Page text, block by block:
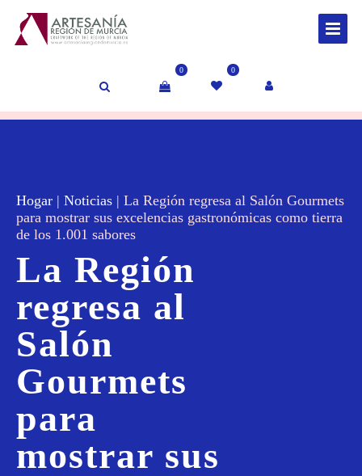
0 0
Hogar | Noticias | La Región regresa al Salón Gourmets
para mostrar sus excelencias gastronómicas como tierra
de los 1.001 sabores
La Región
regresa al
Salón
Gourmets
para
mostrar sus